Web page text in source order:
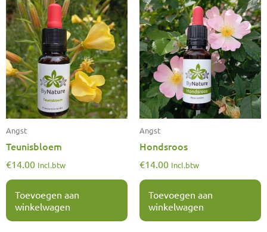
Angst
Teunisbloem
€14.00 Incl.btw
Toevoegen aan
winkelwagen
Angst
Hondsroos
€14.00 Incl.btw
Toevoegen aan
winkelwagen